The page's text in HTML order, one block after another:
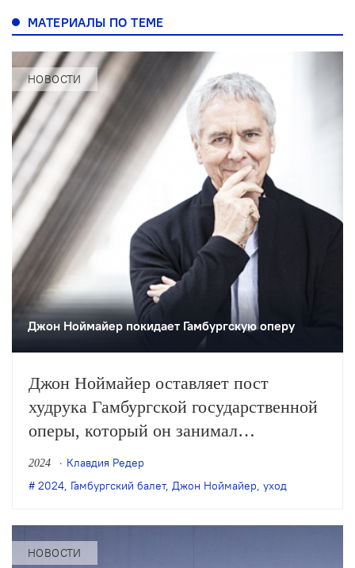
МАТЕРИАЛЫ ПО ТЕМЕ
НОВОСТИ
Джон Ноймайер покидает Гамбургскую оперу
Джон Ноймайер оставляет пост
худрука Гамбургской государственной
оперы, который он занимал
на протяжении 51 года. Его место
займёт Демис Вольпи.
2024
Клавдия Редер
2024, Гамбургский балет, Джон Ноймайер, уход
НОВОСТИ